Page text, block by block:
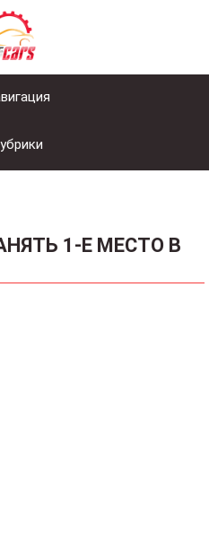
1-Е МЕСТО В